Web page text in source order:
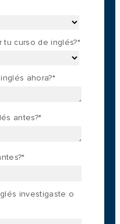
tu curso de inglés?*
ahora?*
antes?*
*
investigaste o